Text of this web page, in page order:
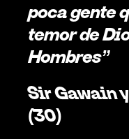
poca gente
temor de
Hombres”
Sir Gawain
(30)